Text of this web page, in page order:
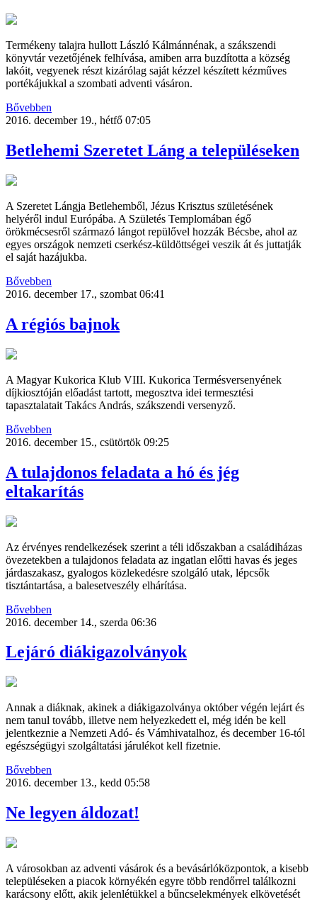
Termékeny talajra hullott László Kálmánnénak, a szákszendi
könyvtár vezetőjének felhívása, amiben arra buzdította a község
lakóit, vegyenek részt kizárólag saját kézzel készített kézműves
portékájukkal a szombati adventi vásáron.
Bővebben
2016. december 19., hétfő 07:05
Betlehemi Szeretet Láng a településeken
A Szeretet Lángja Betlehemből, Jézus Krisztus születésének
helyéről indul Európába. A Születés Templomában égő
örökmécsesről származó lángot repülővel hozzák Bécsbe, ahol az
egyes országok nemzeti cserkész-küldöttségei veszik át és juttatják
el saját hazájukba.
Bővebben
2016. december 17., szombat 06:41
A régiós bajnok
A Magyar Kukorica Klub VIII. Kukorica Termésversenyének
díjkiosztóján előadást tartott, megosztva idei termesztési
tapasztalatait Takács András, szákszendi versenyző.
Bővebben
2016. december 15., csütörtök 09:25
A tulajdonos feladata a hó és jég
eltakarítás
Az érvényes rendelkezések szerint a téli időszakban a családiházas
övezetekben a tulajdonos feladata az ingatlan előtti havas és jeges
járdaszakasz, gyalogos közlekedésre szolgáló utak, lépcsők
tisztántartása, a balesetveszély elhárítása.
Bővebben
2016. december 14., szerda 06:36
Lejáró diákigazolványok
Annak a diáknak, akinek a diákigazolványa október végén lejárt és
nem tanul tovább, illetve nem helyezkedett el, még idén be kell
jelentkeznie a Nemzeti Adó- és Vámhivatalhoz, és december 16-tól
egészségügyi szolgáltatási járulékot kell fizetnie.
Bővebben
2016. december 13., kedd 05:58
Ne legyen áldozat!
A városokban az adventi vásárok és a bevásárlóközpontok, a kisebb
településeken a piacok környékén egyre több rendőrrel találkozni
karácsony előtt, akik jelenlétükkel a bűncselekmények elkövetését